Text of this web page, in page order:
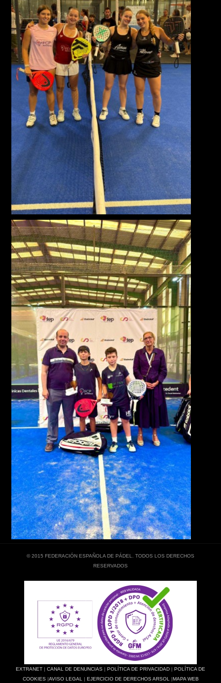
© 2015 FEDERACIÓN ESPAÑOLA DE PÁDEL. TODOS LOS DERECHOS
RESERVADOS
EXTRANET | CANAL DE DENUNCIAS | POLÍTICA DE PRIVACIDAD | POLÍTICA DE
COOKIES|AVISO LEGAL | EJERCICIO DE DERECHOS ARSOL |MAPA WEB